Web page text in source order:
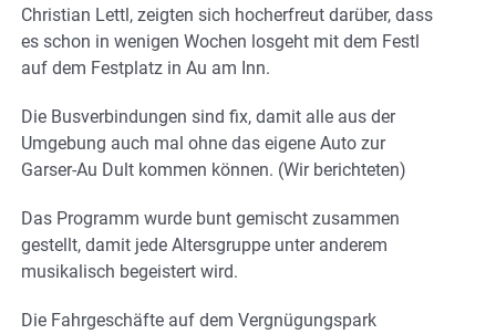
Christian Lettl, zeigten sich hocherfreut darüber, dass
es schon in wenigen Wochen losgeht mit dem Festl
auf dem Festplatz in Au am Inn.
Die Busverbindungen sind fix, damit alle aus der
Umgebung auch mal ohne das eigene Auto zur
Garser-Au Dult kommen können. (Wir berichteten)
Das Programm wurde bunt gemischt zusammen
gestellt, damit jede Altersgruppe unter anderem
musikalisch begeistert wird.
Die Fahrgeschäfte auf dem Vergnügungspark